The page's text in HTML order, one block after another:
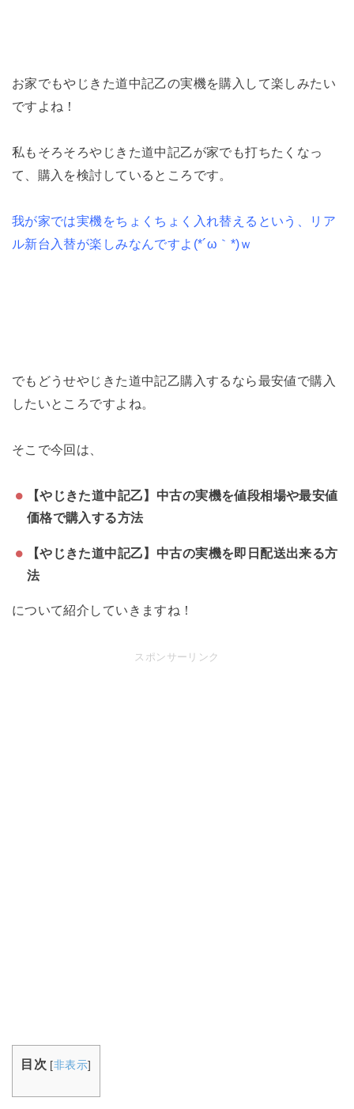
お家でもやじきた道中記乙の実機を購入して楽しみたい
ですよね！
私もそろそろやじきた道中記乙が家でも打ちたくなっ
て、購入を検討しているところです。
我が家では実機をちょくちょく入れ替えるという、リア
ル新台入替が楽しみなんですよ(*´ω｀*)ｗ
でもどうせやじきた道中記乙購入するなら最安値で購入
したいところですよね。
そこで今回は、
【やじきた道中記乙】中古の実機を値段相場や最安値
価格で購入する方法
【やじきた道中記乙】中古の実機を即日配送出来る方
法
について紹介していきますね！
スポンサーリンク
目次 [非表示]